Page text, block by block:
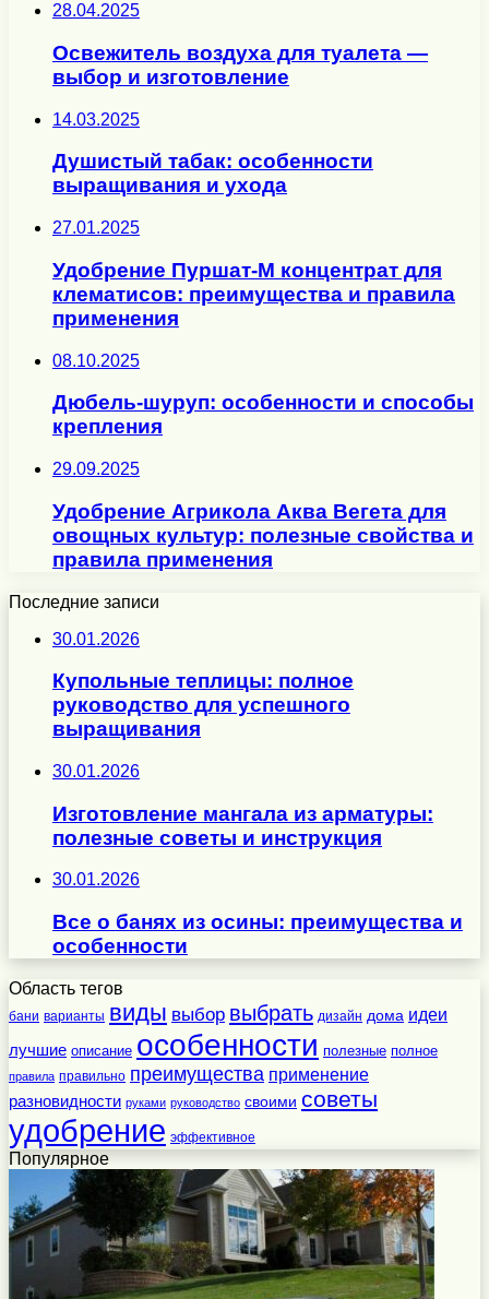
28.04.2025
Освежитель воздуха для туалета —
выбор и изготовление
14.03.2025
Душистый табак: особенности
выращивания и ухода
27.01.2025
Удобрение Пуршат-М концентрат для
клематисов: преимущества и правила
применения
08.10.2025
Дюбель-шуруп: особенности и способы
крепления
29.09.2025
Удобрение Агрикола Аква Вегета для
овощных культур: полезные свойства и
правила применения
Последние записи
30.01.2026
Купольные теплицы: полное
руководство для успешного
выращивания
30.01.2026
Изготовление мангала из арматуры:
полезные советы и инструкция
30.01.2026
Все о банях из осины: преимущества и
особенности
Область тегов
бани варианты виды выбор выбрать дизайн дома идеи
лучшие описание особенности полезные полное
правила правильно преимущества применение
разновидности руками руководство своими советы
удобрение эффективное
Популярное